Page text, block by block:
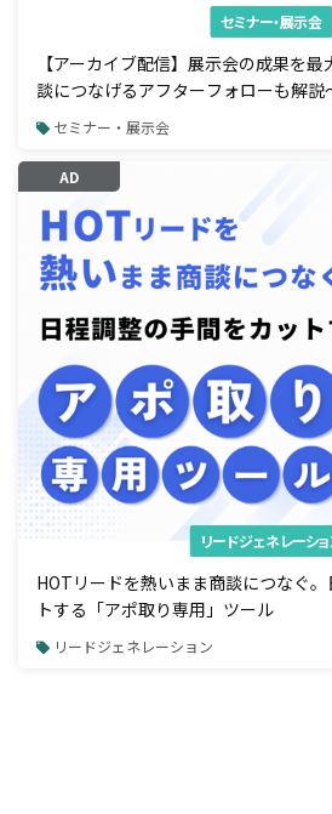
セミナー・展示会
【アーカイブ配信】展示会の成果を
談につなげるアフターフォローも解説
セミナー・展示会
AD
リードジェネレーシ
HOTリードを熱いまま商談につなぐ
トする「アポ取り専用」ツール
リードジェネレーション